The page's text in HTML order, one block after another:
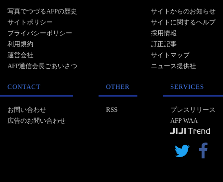
写真でつづるAFPの歴史
サイトポリシー
プライバシーポリシー
利用規約
運営会社
AFP通信会長ごあいさつ
サイトからのお知らせ
サイトに関するヘルプ
採用情報
訂正記事
サイトマップ
ニュース提供社
CONTACT
お問い合わせ
広告のお問い合わせ
OTHER
RSS
SERVICES
プレスリリース
AFP WAA